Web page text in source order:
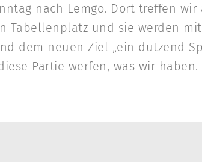
nach Lemgo. Dort treffen
Tabellenplatz und sie werden
dem neuen Ziel „ein dutzend
Partie werfen, was wir